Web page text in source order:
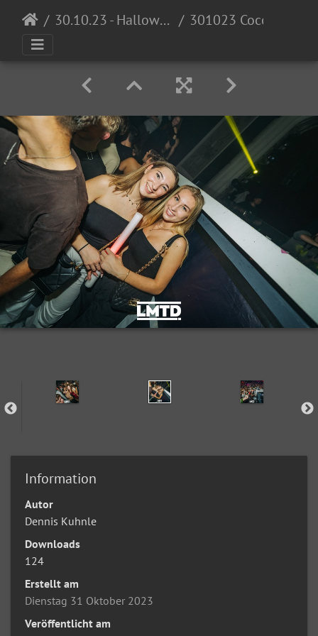
30.10.23 - Halloween Invasion @ Cocomo
Information
Autor
Dennis Kuhnle
Downloads
124
Erstellt am
Dienstag 31 Oktober 2023
Veröffentlicht am